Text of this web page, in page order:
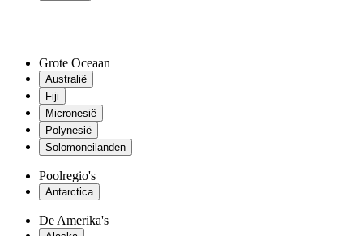
Grote Oceaan
Australië
Fiji
Micronesië
Polynesië
Solomoneilanden
Poolregio's
Antarctica
De Amerika's